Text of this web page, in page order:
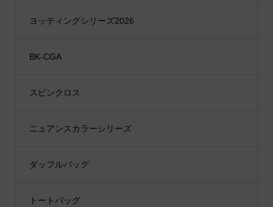
ヨッティングシリーズ2026
BK-CGA
スピンクロス
ニュアンスカラーシリーズ
ダッフルバッグ
トートバッグ